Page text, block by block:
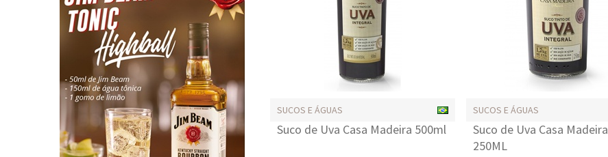
SUCOS E ÁGUAS
Suco de Uva Casa Madeira 500ml
SUCOS E ÁGUAS
Suco de Uva Casa Madeira
250ML